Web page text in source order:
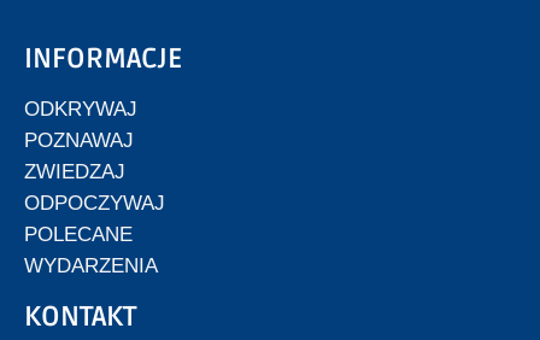
INFORMACJE
ODKRYWAJ
POZNAWAJ
ZWIEDZAJ
ODPOCZYWAJ
POLECANE
WYDARZENIA
KONTAKT